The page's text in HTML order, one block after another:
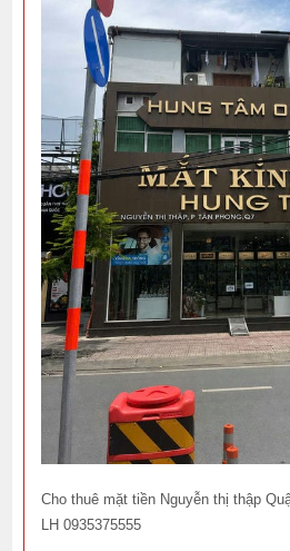
Cho thuê mặt tiền Nguyễn thị thập
LH 0935375555